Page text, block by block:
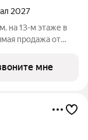
2027
на 13-м этаже в
продажа от
мне